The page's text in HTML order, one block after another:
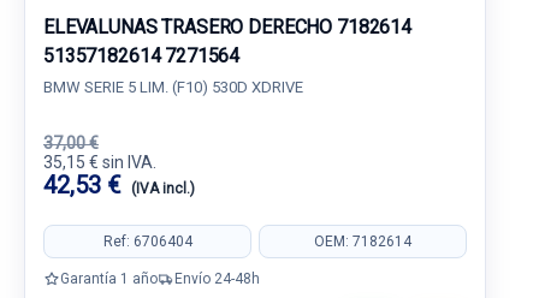
ELEVALUNAS TRASERO DERECHO 7182614
51357182614 7271564
BMW SERIE 5 LIM. (F10) 530D XDRIVE
37,00 €
35,15 € sin IVA.
42,53 € (IVA incl.)
Ref: 6706404 OEM: 7182614
Garantía 1 año Envío 24-48h